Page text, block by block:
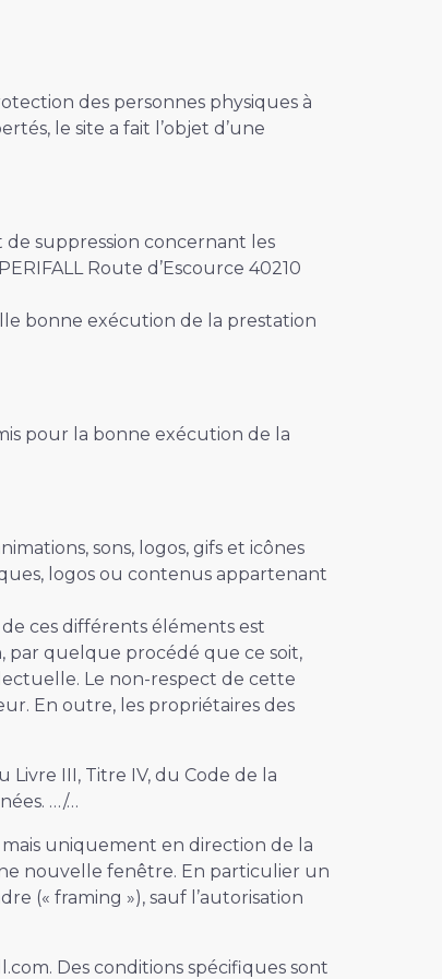
des personnes physiques à
le site a fait l’objet d’une
de suppression concernant les
Route d’Escource 40210
bonne exécution de la prestation
pour la bonne exécution de la
sons, logos, gifs et icônes
logos ou contenus appartenant
ces différents éléments est
par quelque procédé que ce soit,
Le non-respect de cette
En outre, les propriétaires des
Livre III, Titre IV, du Code de la
…/…
uniquement en direction de la
nouvelle fenêtre. En particulier un
(« framing »), sauf l’autorisation
Des conditions spécifiques sont